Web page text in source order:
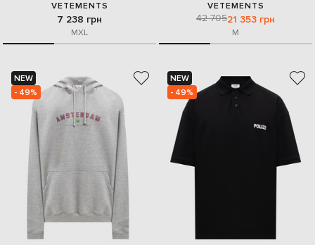
VETEMENTS
7 238 грн
MXL
VETEMENTS
42 70521 353 грн
M
NEW
- 49%
NEW
- 49%